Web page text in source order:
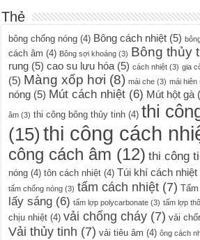
Thẻ
bông chống nóng (4) Bông cách nhiệt (5)
cách âm (4) Bông sợi khoáng (3) Bông thủy
rung (5) cao su lưu hóa (5) cách nhiệt (3) gia
(5) Màng xốp hơi (8) mái che (3) mái hiên
nóng (5) Mút cách nhiệt (6) Mút hột gà
âm (3) thi công bông thủy tinh (4) thi
(15) thi công cách
công cách âm (12) thi công
nóng (4) tôn cách nhiệt (4) Túi khí cách nhiệt
tấm chống nóng (3) tấm cách nhiệt (7)
lấy sáng (6) tấm lợp polycarbonate (3) tấm lợp
chịu nhiệt (4) vải chống cháy (7) vải
Vải thủy tinh (7) vải tiêu âm (4) ông cách